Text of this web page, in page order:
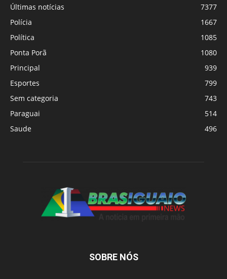
Últimas notícias
7377
Polícia
1667
Política
1085
Ponta Porã
1080
Principal
939
Esportes
799
Sem categoria
743
Paraguai
514
Saude
496
SOBRE NÓS